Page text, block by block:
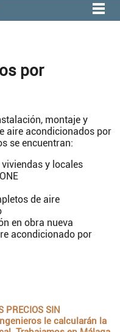
por
montaje y
aire acondicionados por
se encuentran:
y locales
de aire
en obra nueva
acondicionado por
PRECIOS SIN
le calcularán la